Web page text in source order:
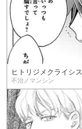
ヒトリジメクライシス
不治ノマンシン